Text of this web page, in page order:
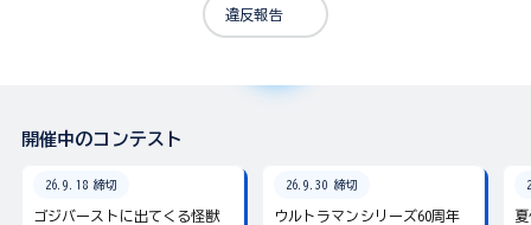
違反報告
開催中のコンテスト
26.9.18 締切
ゴジバーストに出てくる怪獣
26.9.30 締切
ウルトラマンシリーズ60周年